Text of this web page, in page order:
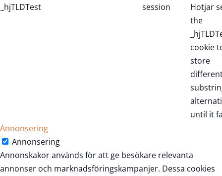
_hjTLDTest session
Hotjar
the
cookie
store
until it
Annonsering
Annonsering
Annonskakor används för att ge besökare relevanta
annonser och marknadsföringskampanjer. Dessa cookies